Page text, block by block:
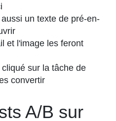
un texte de pré-en-
et l'image les feront
sur la tâche de
convertir
A/B sur